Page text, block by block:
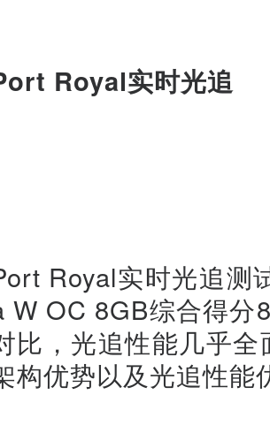
Royal实时光追
Royal实时光追测
W OC 8GB综合得分
比，光追性能几乎
构优势以及光追性能